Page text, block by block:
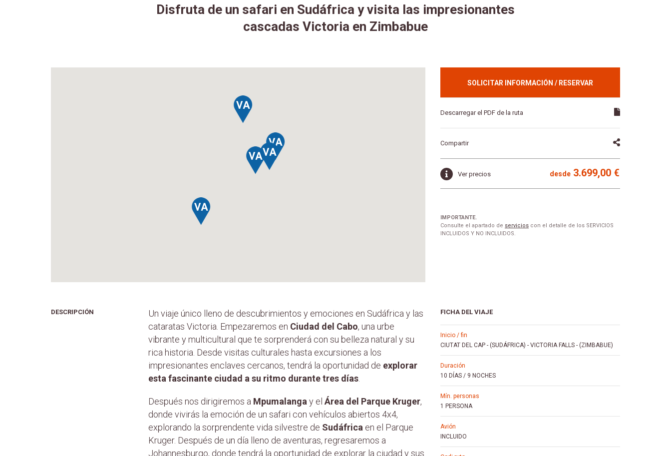
Disfruta de un safari en Sudáfrica y visita las impresionantes
cascadas Victoria en Zimbabue
SOLICITAR INFORMACIÓN / RESERVAR
Descarregar el PDF de la ruta
Compartir
Ver precios desde 3.699,00 €
IMPORTANTE.
Consulte el apartado de servicios con el detalle de los SERVICIOS
INCLUIDOS Y NO INCLUIDOS.
DESCRIPCIÓN
Un viaje único lleno de descubrimientos y emociones en Sudáfrica y las
cataratas Victoria. Empezaremos en Ciudad del Cabo, una urbe
vibrante y multicultural que te sorprenderá con su belleza natural y su
rica historia. Desde visitas culturales hasta excursiones a los
impresionantes enclaves cercanos, tendrá la oportunidad de explorar
esta fascinante ciudad a su ritmo durante tres días
Después nos dirigiremos a Mpumalanga y el Área del Parque Kruger,
donde vivirás la emoción de un safari con vehículos abiertos 4x4,
explorando la sorprendente vida silvestre de Sudáfrica en el Parque
Kruger. Después de un día lleno de aventuras, regresaremos a
Johannesburgo, donde tendrá la oportunidad de explorar la ciudad y sus
FICHA DEL VIAJE
inicio / fin
CIUTAT DEL CAP - (SUDÁFRICA) - VICTORIA FALLS - (ZIMBABUE)
duración
10 DÍAS / 9 NOCHES
mín. personas
1 PERSONA
avión
INCLUIDO